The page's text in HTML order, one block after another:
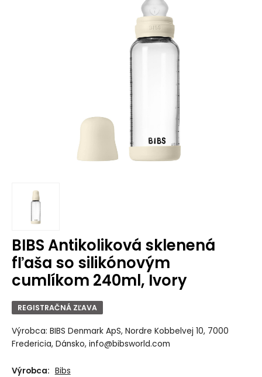
BIBS Antikoliková sklenená
fľaša so silikónovým
cumlíkom 240ml, Ivory
REGISTRAČNÁ ZĽAVA
Výrobca: BIBS Denmark ApS, Nordre Kobbelvej 10, 7000
Fredericia, Dánsko, info@bibsworld.com
Výrobca: Bibs